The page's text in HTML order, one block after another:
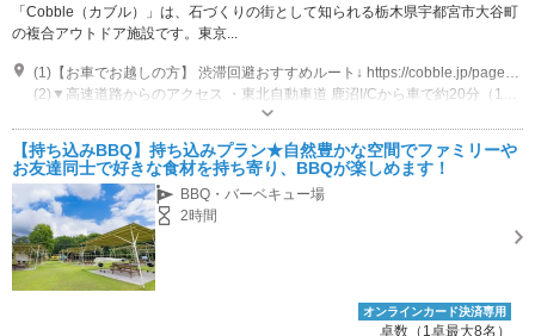
「Cobble（カブル）」は、石づくりの街として知られる栃木県宇都宮市大谷町
の複合アウトドア施設です。東京...
(1)【お車でお越しの方】 渋滞回避おすすめルート↓ https://cobble.jp/pages/route
営業：3-10月：(火)(水)定休（祝日除く） 11-12月：土日祝日のみ営業 1-2
※GW、春休みや夏休みの長期休み期間中は無休
専用駐車場あり（無料）70台 満車の場合はスタッフが臨時駐車場をご案内いたします。
【持ち込みBBQ】持ち込みプラン★自然豊かな空間でファミリーや
お友達同士で好きな食材を持ち寄り、BBQが楽しめます！
BBQ・バーベキュー場
2時間
オンラインカード決済専用
卓数（1卓最大8名）